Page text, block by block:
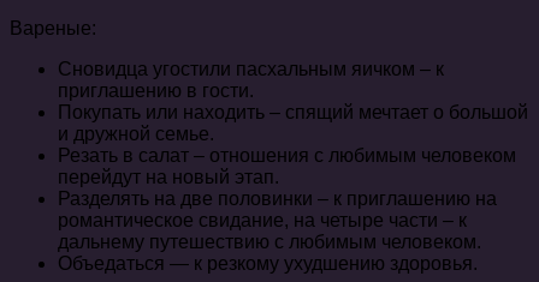
Вареные:
Сновидца угостили пасхальным яичком – к
приглашению в гости.
Покупать или находить – спящий мечтает о большой
и дружной семье.
Резать в салат – отношения с любимым человеком
перейдут на новый этап.
Разделять на две половинки – к приглашению на
романтическое свидание, на четыре части – к
дальнему путешествию с любимым человеком.
Объедаться — к резкому ухудшению здоровья.